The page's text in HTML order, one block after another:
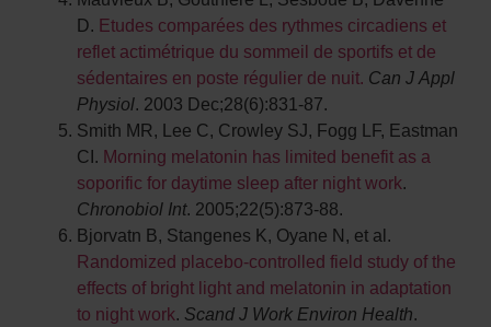
D. Etudes comparées des rythmes circadiens et
reflet actimétrique du sommeil de sportifs et de
sédentaires en poste régulier de nuit. Can J Appl
Physiol. 2003 Dec;28(6):831-87.
Smith MR, Lee C, Crowley SJ, Fogg LF, Eastman
CI. Morning melatonin has limited benefit as a
soporific for daytime sleep after night work.
Chronobiol Int. 2005;22(5):873-88.
Bjorvatn B, Stangenes K, Oyane N, et al.
Randomized placebo-controlled field study of the
effects of bright light and melatonin in adaptation
to night work. Scand J Work Environ Health.